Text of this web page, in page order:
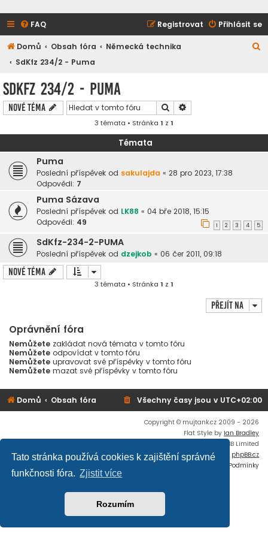
Tato stránka používá cookies k zajištění správné
funkčnosti fóra. Zjistit více
Rozumím
FAQ Přihlásit se
Registrovat
Domů Obsah fóra
Německá technika
SdKfz 234/2 - Puma
SdKfz 234/2 - Puma
Nové téma Hledat
3 témata • Stránka 1 z 1
Témata
Puma
Poslední příspěvek od sakulajda « 28 pro 2023, 17:38
Odpovědi: 7
Puma Sázava
Poslední příspěvek od LK88 « 04 bře 2018, 15:15
Odpovědi: 49 1 2 3 4 5
SdKfz-234-2-PUMA
Poslední příspěvek od dzejkob « 06 čer 2011, 09:18
Nové téma
3 témata • Stránka 1 z 1
Přejít na
Oprávnění fóra
Nemůžete zakládat nová témata v tomto fóru
Nemůžete odpovídat v tomto fóru
Nemůžete upravovat své příspěvky v tomto fóru
Nemůžete mazat své příspěvky v tomto fóru
Domů Obsah fóra Všechny časy jsou v UTC+02:00
Copyright © mujtank.cz 2009 - 2026
Flat Style by Ian Bradley
® Forum Software © phpBB Limited
Český překlad – phpBB.cz
Podmínky